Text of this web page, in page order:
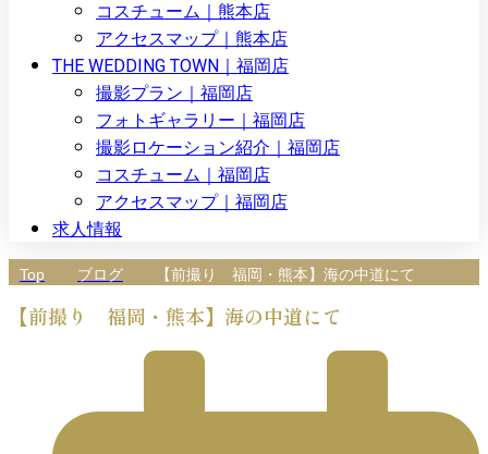
コスチューム｜熊本店
アクセスマップ｜熊本店
THE WEDDING TOWN｜福岡店
撮影プラン｜福岡店
フォトギャラリー｜福岡店
撮影ロケーション紹介｜福岡店
コスチューム｜福岡店
アクセスマップ｜福岡店
求人情報
Top ブログ 【前撮り 福岡・熊本】海の中道にて
【前撮り 福岡・熊本】海の中道にて